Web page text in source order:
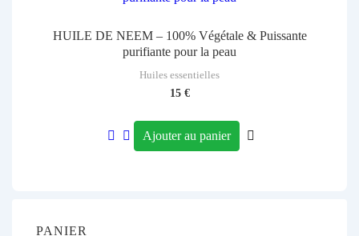
HUILE DE NEEM – 100% Végétale & Puissante
purifiante pour la peau
Huiles essentielles
15 €
Ajouter au panier
PANIER